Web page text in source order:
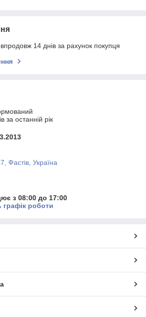
14 днів за рахунок покупця
за останній рік
Фастів, Україна
з 08:00 до 17:00
графік роботи